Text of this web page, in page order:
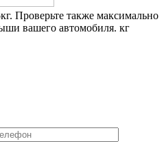
Проверьте также максимально
вашего автомобиля. кг